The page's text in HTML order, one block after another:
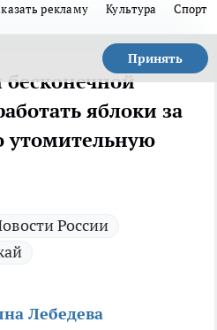
рекламу Культура Спорт
Принять
яблоки за
утомительную
России
Лебедева